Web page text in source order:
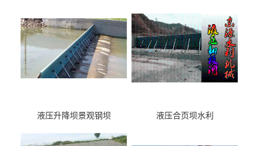
液压升降坝景观钢坝 液压合页坝水利